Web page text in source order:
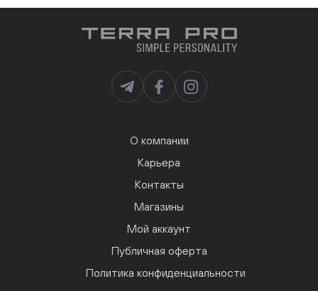
О компании
Карьера
Контакты
Магазины
Мой аккаунт
Публичная оферта
Политика конфиденциальности